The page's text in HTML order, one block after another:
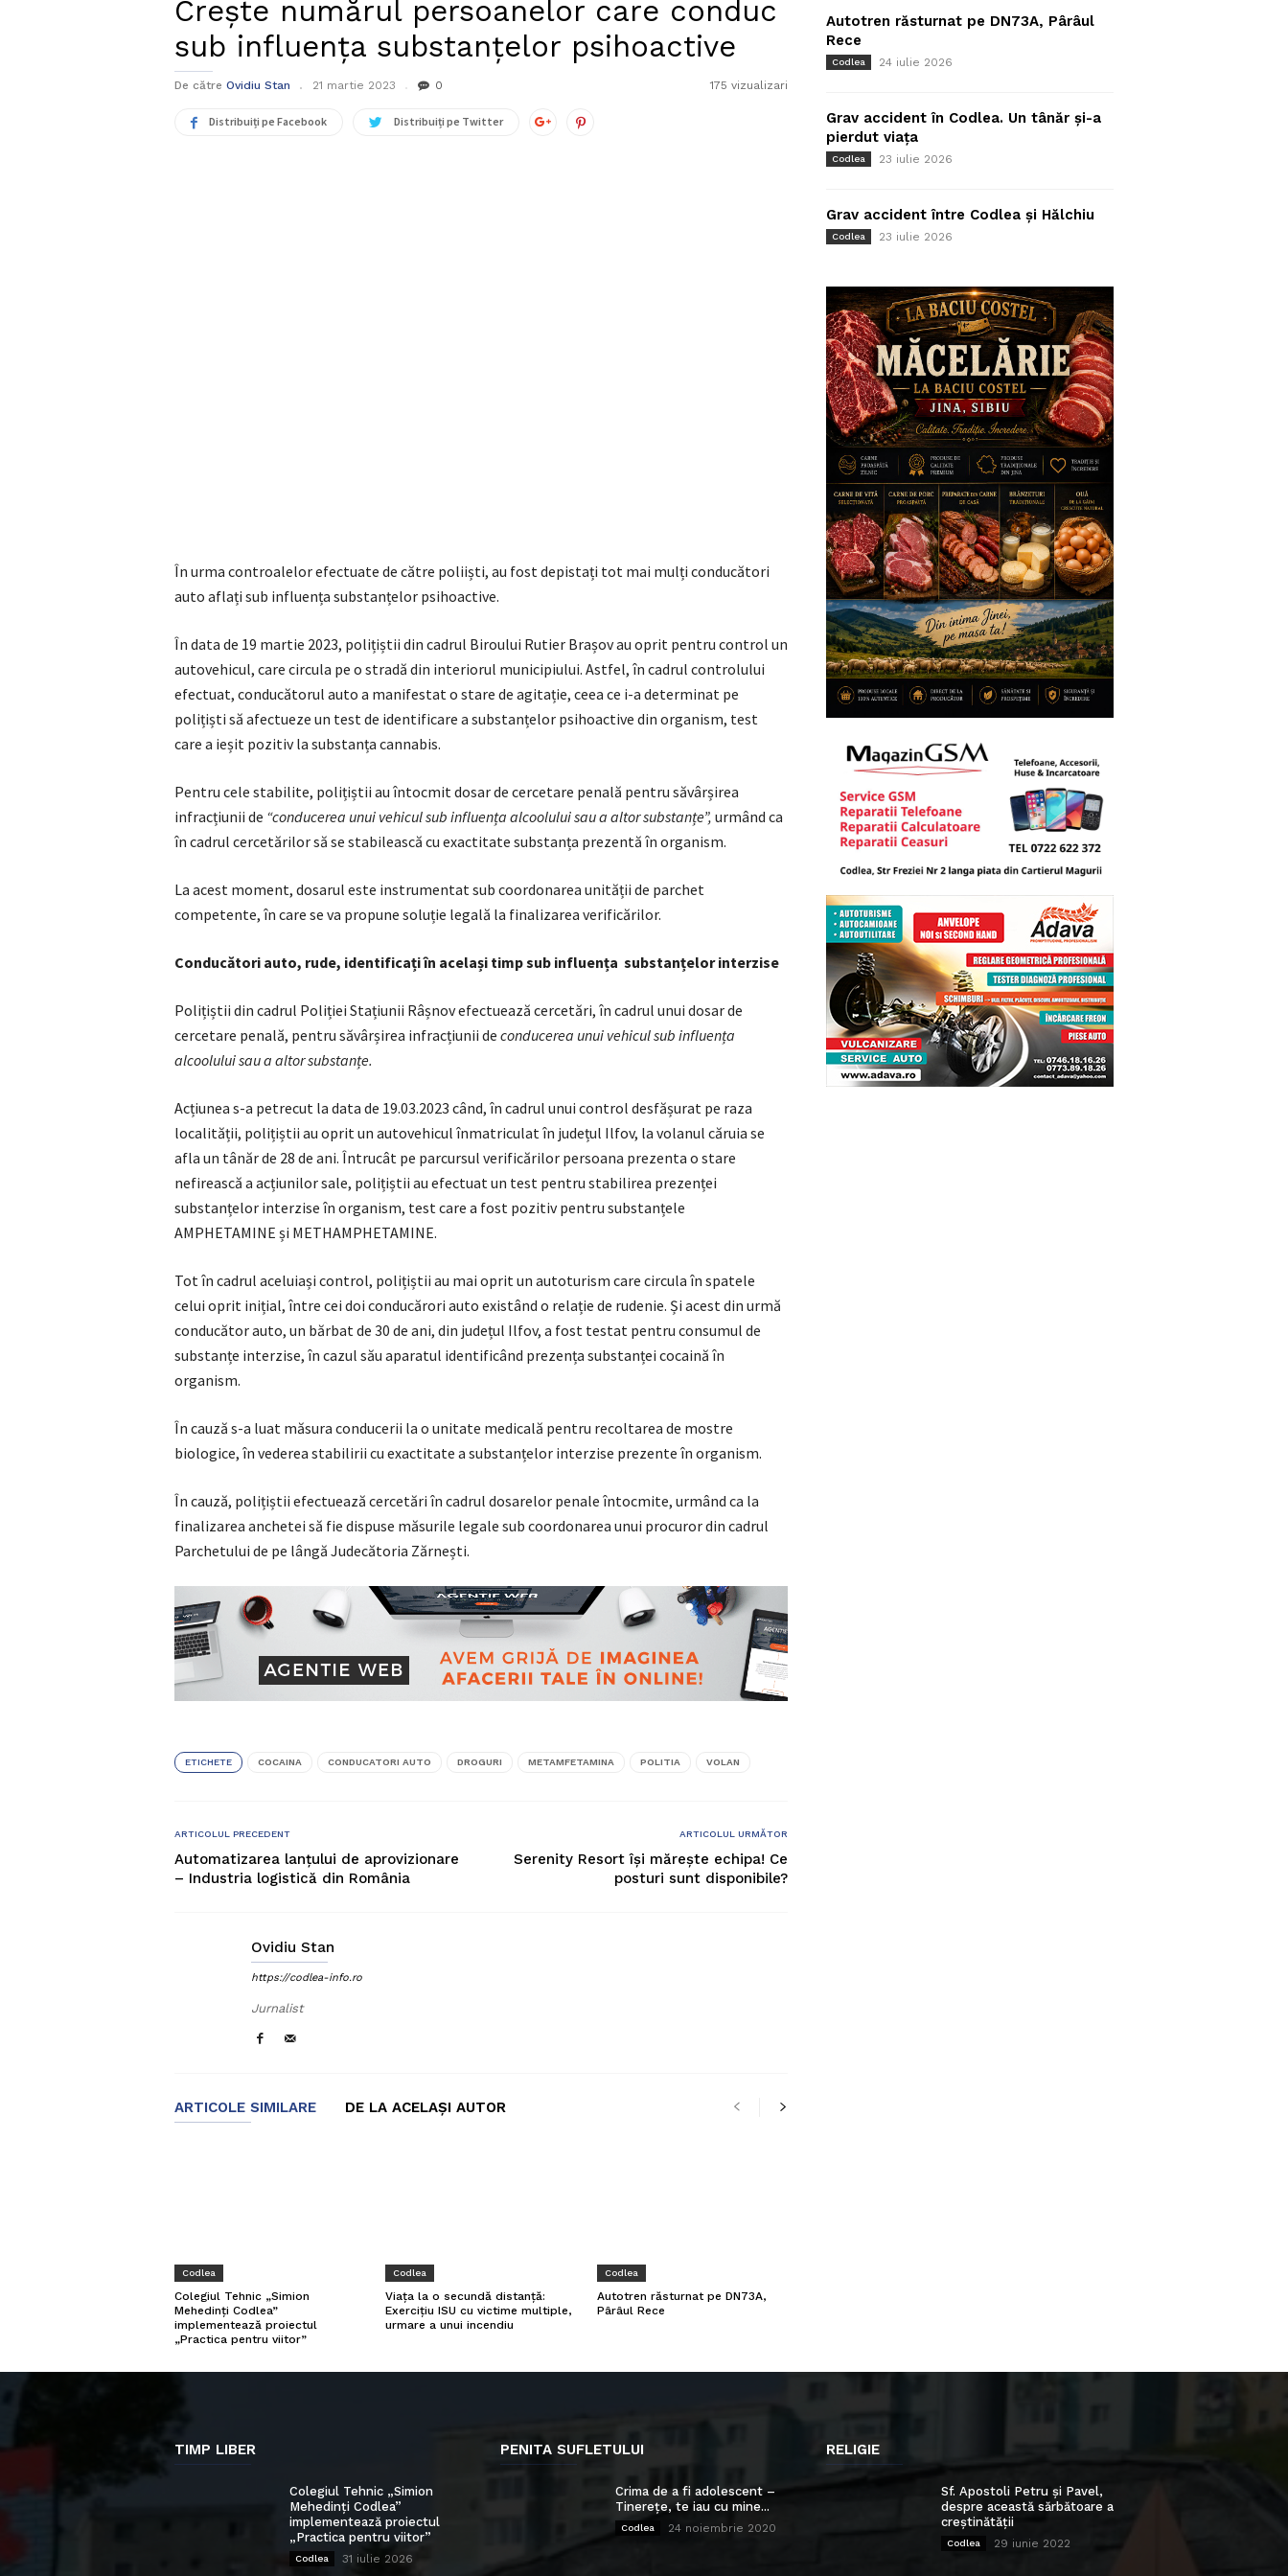
Crește numărul persoanelor care conduc
sub influența substanțelor psihoactive
De către Ovidiu Stan 21 martie 2023 0 175 vizualizari
Distribuiți pe Facebook Distribuiți pe Twitter
În urma controalelor efectuate de către poliiști, au fost depistați tot mai mulți conducători
auto aflați sub influența substanțelor psihoactive.
În data de 19 martie 2023, polițiștii din cadrul Biroului Rutier Brașov au oprit pentru control un
autovehicul, care circula pe o stradă din interiorul municipiului. Astfel, în cadrul controlului
efectuat, conducătorul auto a manifestat o stare de agitație, ceea ce i-a determinat pe
polițiști să afectueze un test de identificare a substanțelor psihoactive din organism, test
care a ieșit pozitiv la substanța cannabis.
Pentru cele stabilite, polițiștii au întocmit dosar de cercetare penală pentru săvârșirea
infracțiunii de “conducerea unui vehicul sub influența alcoolului sau a altor substanțe”, urmând ca
în cadrul cercetărilor să se stabilească cu exactitate substanța prezentă în organism.
La acest moment, dosarul este instrumentat sub coordonarea unității de parchet
competente, în care se va propune soluție legală la finalizarea verificărilor.
Conducători auto, rude, identificați în același timp sub influența substanțelor interzise
Polițiștii din cadrul Poliției Stațiunii Râșnov efectuează cercetări, în cadrul unui dosar de
cercetare penală, pentru săvârșirea infracțiunii de conducerea unui vehicul sub influența
alcoolului sau a altor substanțe.
Acțiunea s-a petrecut la data de 19.03.2023 când, în cadrul unui control desfășurat pe raza
localității, polițiștii au oprit un autovehicul înmatriculat în județul Ilfov, la volanul căruia se
afla un tânăr de 28 de ani. Întrucât pe parcursul verificărilor persoana prezenta o stare
nefirească a acțiunilor sale, polițiștii au efectuat un test pentru stabilirea prezenței
substanțelor interzise în organism, test care a fost pozitiv pentru substanțele
AMPHETAMINE și METHAMPHETAMINE.
Tot în cadrul aceluiași control, polițiștii au mai oprit un autoturism care circula în spatele
celui oprit inițial, între cei doi conducărori auto existând o relație de rudenie. Și acest din urmă
conducător auto, un bărbat de 30 de ani, din județul Ilfov, a fost testat pentru consumul de
substanțe interzise, în cazul său aparatul identificând prezența substanței cocaină în
organism.
În cauză s-a luat măsura conducerii la o unitate medicală pentru recoltarea de mostre
biologice, în vederea stabilirii cu exactitate a substanțelor interzise prezente în organism.
În cauză, polițiștii efectuează cercetări în cadrul dosarelor penale întocmite, urmând ca la
finalizarea anchetei să fie dispuse măsurile legale sub coordonarea unui procuror din cadrul
Parchetului de pe lângă Judecătoria Zărnești.
ETICHETE COCAINA CONDUCATORI AUTO DROGURI METAMFETAMINA POLITIA VOLAN
ARTICOLUL PRECEDENT
Automatizarea lanțului de aprovizionare
– Industria logistică din România
ARTICOLUL URMĂTOR
Serenity Resort își mărește echipa! Ce
posturi sunt disponibile?
Ovidiu Stan
https://codlea-info.ro
Jurnalist
ARTICOLE SIMILARE DE LA ACELAȘI AUTOR
Codlea
Colegiul Tehnic „Simion
Mehedinți Codlea”
implementează proiectul
„Practica pentru viitor”
Codlea
Viața la o secundă distanță:
Exercițiu ISU cu victime multiple,
urmare a unui incendiu
Codlea
Autotren răsturnat pe DN73A,
Pârâul Rece
Autotren răsturnat pe DN73A, Pârâul
Rece
Codlea 24 iulie 2026
Grav accident în Codlea. Un tânăr și-a
pierdut viața
Codlea 23 iulie 2026
Grav accident între Codlea și Hălchiu
Codlea 23 iulie 2026
TIMP LIBER
Colegiul Tehnic „Simion
Mehedinți Codlea”
implementează proiectul
„Practica pentru viitor”
Codlea 31 iulie 2026
PENITA SUFLETULUI
Crima de a fi adolescent –
Tinerețe, te iau cu mine...
Codlea 24 noiembrie 2020
RELIGIE
Sf. Apostoli Petru și Pavel,
despre această sărbătoare a
creștinătății
Codlea 29 iunie 2022